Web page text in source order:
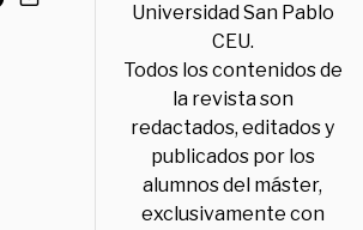
Universidad San Pablo
CEU.
Todos los contenidos de
la revista son
redactados, editados y
publicados por los
alumnos del máster,
exclusivamente con